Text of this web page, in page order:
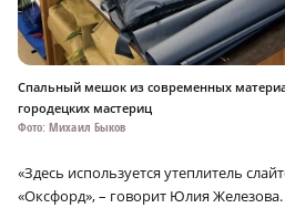
Спальный мешок из современных
городецких мастериц
Фото: Михаил Быков
«Здесь используется утеплитель
«Оксфорд», – говорит Юлия